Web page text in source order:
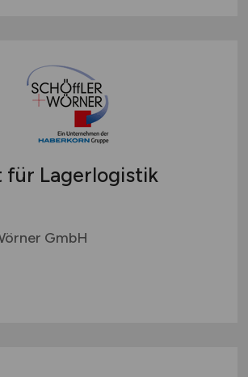
für Lagerlogistik
GmbH